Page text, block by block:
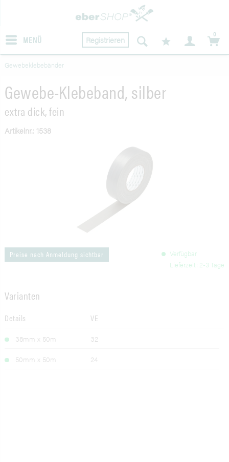
MENÜ Registrieren
0
Gewebeklebebänder
Gewebe-Klebeband, silber
extra dick, fein
Artikelnr.: 1538
Preise nach Anmeldung sichtbar
Verfügbar
Lieferzeit: 2-3 Tage
Varianten
Details VE
38mm x 50m
32
50mm x 50m
24